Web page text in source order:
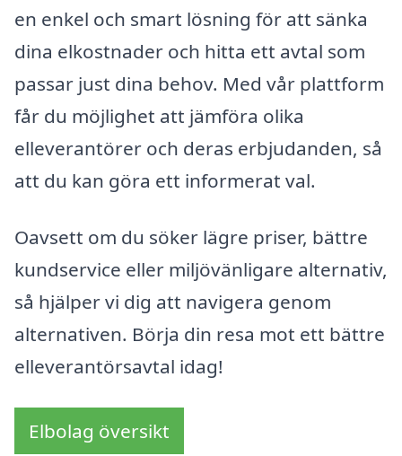
en enkel och smart lösning för att sänka
dina elkostnader och hitta ett avtal som
passar just dina behov. Med vår plattform
får du möjlighet att jämföra olika
elleverantörer och deras erbjudanden, så
att du kan göra ett informerat val.
Oavsett om du söker lägre priser, bättre
kundservice eller miljövänligare alternativ,
så hjälper vi dig att navigera genom
alternativen. Börja din resa mot ett bättre
elleverantörsavtal idag!
Elbolag översikt